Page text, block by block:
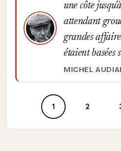
une côte
attendant
grandes
étaient
MICHEL
1 2